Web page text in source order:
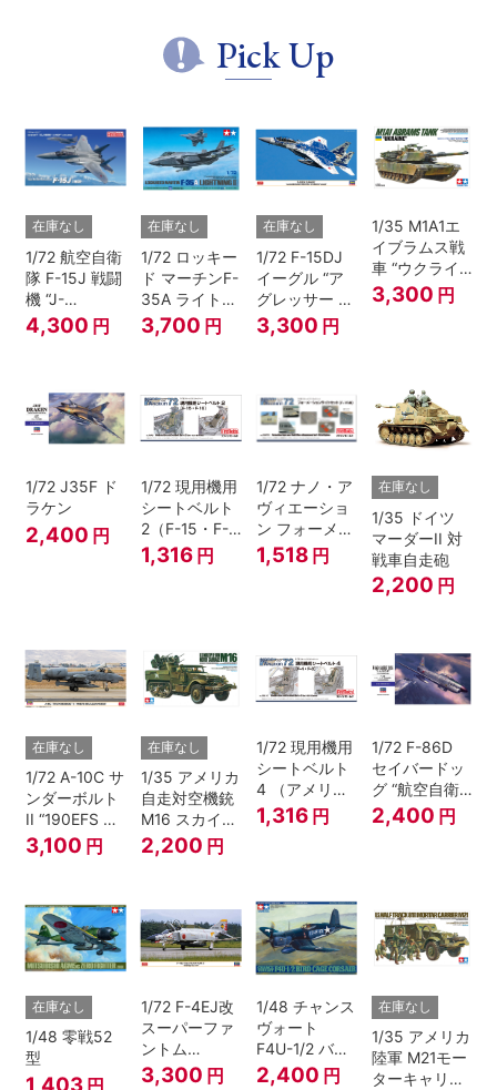
Pick Up
在庫なし
1/72 航空自衛
隊 F-15J 戦闘
機 “J-
MSIP”(近代化
改修機)
4,300 円
在庫なし
1/72 ロッキー
ド マーチンF-
35A ライトニ
ングII
3,700 円
在庫なし
1/72 F-15DJ
イーグル “ア
グレッサー デ
ジタル迷彩”
3,300 円
1/35 M1A1エ
イブラムス戦
車 “ウクライ
ナ軍”【スケー
ル限定】
3,300 円
1/72 J35F ド
ラケン
2,400 円
1/72 現用機用
シートベルト
2（F-15・F-
16）
1,316 円
1/72 ナノ・ア
ヴィエーショ
ン フォーメー
ションライト
（F-15用）
1,518 円
在庫なし
1/35 ドイツ
マーダーII 対
戦車自走砲
2,200 円
在庫なし
1/72 A-10C サ
ンダーボルト
II “190EFS ス
カルバンガー
ズ”
3,100 円
在庫なし
1/35 アメリカ
自走対空機銃
M16 スカイク
リーナー
2,200 円
1/72 現用機用
シートベルト
4 （アメリカ
海/空軍 F-4・
F-8ほか）
1,316 円
1/72 F-86D
セイバードッ
グ “航空自衛
隊”
2,400 円
在庫なし
1/48 零戦52
型
1,403
1/72 F-4EJ改
スーパーファ
ントム
“306SQ 379
3,300 円
1/48 チャンス
ヴォート
F4U-1/2 バー
ドケージ コル
2,400 円
在庫なし
1/35 アメリカ
陸軍 M21モー
ターキャリヤ